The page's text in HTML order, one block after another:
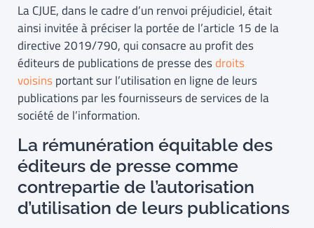
La CJUE, dans le cadre d’un renvoi préjudiciel, était
ainsi invitée à préciser la portée de l’article 15 de la
directive 2019/790, qui consacre au profit des
éditeurs de publications de presse desdroits
voisinsportant sur l’utilisation en ligne de leurs
publications par les fournisseurs de services de la
société de l’information.
La rémunération équitable des
éditeurs de presse comme
contrepartie de l’autorisation
d’utilisation de leurs publications